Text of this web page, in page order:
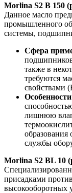
Morlina S2 B 150
Данное масло
промышленного
системы,
Сфера
также в
требуются
свойствами
лишнюю
службы
Morlina S2 BL 10
присадками
высокооборотных